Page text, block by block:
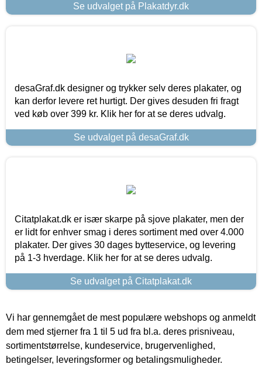
Se udvalget på Plakatdyr.dk
desaGraf.dk designer og trykker selv deres plakater, og
kan derfor levere ret hurtigt. Der gives desuden fri fragt
ved køb over 399 kr. Klik her for at se deres udvalg.
Se udvalget på desaGraf.dk
Citatplakat.dk er især skarpe på sjove plakater, men der
er lidt for enhver smag i deres sortiment med over 4.000
plakater. Der gives 30 dages bytteservice, og levering
på 1-3 hverdage. Klik her for at se deres udvalg.
Se udvalget på Citatplakat.dk
Vi har gennemgået de mest populære webshops og anmeldt
dem med stjerner fra 1 til 5 ud fra bl.a. deres prisniveau,
sortimentstørrelse, kundeservice, brugervenlighed,
betingelser, leveringsformer og betalingsmuligheder.